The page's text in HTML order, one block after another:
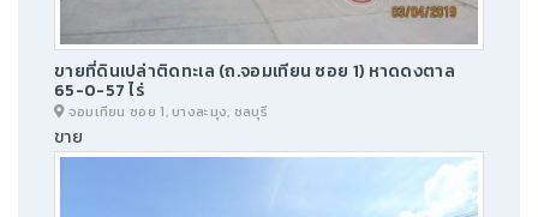
ขายที่ดินเปล่าติดทะเล (ถ.จอมเทียน ซอย 1) หาดดงตาล
65-0-57 ไร่
จอมเทียน ซอย 1, บางละมุง, ชลบุรี
ขาย